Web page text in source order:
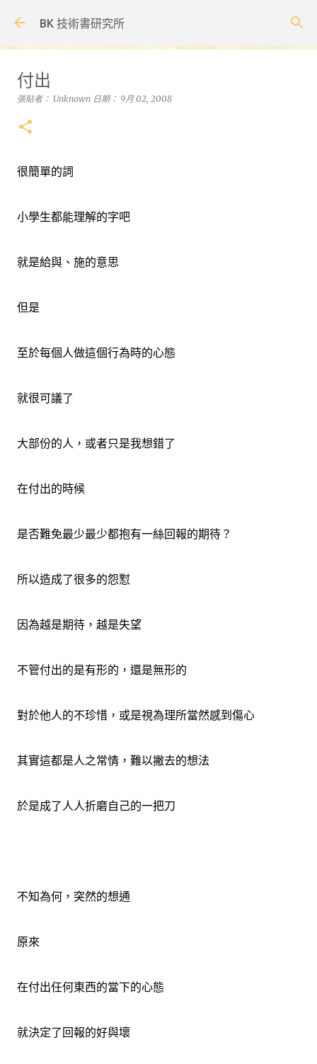
BK 技術書研究所
付出
張貼者： Unknown 日期： 9月 02, 2008
很簡單的詞
小學生都能理解的字吧
就是給與、施的意思
但是
至於每個人做這個行為時的心態
就很可議了
大部份的人，或者只是我想錯了
在付出的時候
是否難免最少最少都抱有一絲回報的期待？
所以造成了很多的怨懟
因為越是期待，越是失望
不管付出的是有形的，還是無形的
對於他人的不珍惜，或是視為理所當然感到傷心
其實這都是人之常情，難以撇去的想法
於是成了人人折磨自己的一把刀
不知為何，突然的想通
原來
在付出任何東西的當下的心態
就決定了回報的好與壞